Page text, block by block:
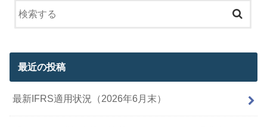
最近の投稿
最新IFRS適用状況（2026年6月末）